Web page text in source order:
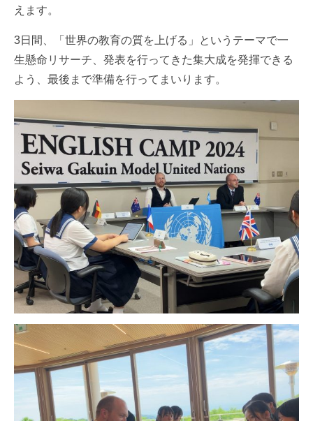
えます。
3日間、「世界の教育の質を上げる」というテーマで一
生懸命リサーチ、発表を行ってきた集大成を発揮できる
よう、最後まで準備を行ってまいります。